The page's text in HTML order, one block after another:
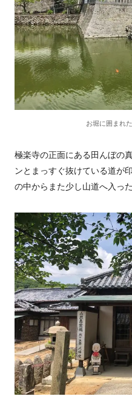
お堀に囲まれ
極楽寺の正面にある田んぼの
ンとまっすぐ抜けている道が
の中からまた少し山道へ入っ